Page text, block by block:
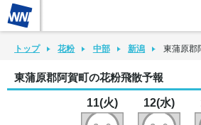
花粉カレンダー 花粉図鑑 花粉症チェック
トップ 花粉 中部 新潟 東蒲原郡
東蒲原郡阿賀町の花粉飛散予報
11(火) 12(水)